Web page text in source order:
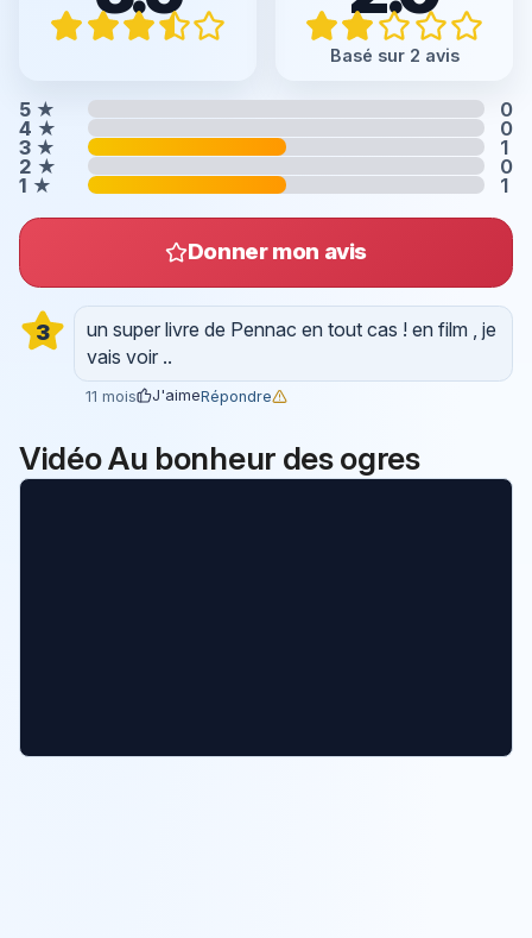
Basé sur 2 avis
5 ★
0
4 ★
0
3 ★
1
2 ★
0
1 ★ 1
Donner mon avis
3
un super livre de Pennac en tout cas ! en film , je
vais voir ..
11 mois J'aimeRépondre
Vidéo Au bonheur des ogres